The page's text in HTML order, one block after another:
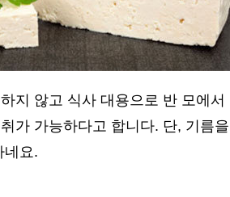
지 않고 식사 대용으로 반 모에
가 가능하다고 합니다. 단, 기름
네요.